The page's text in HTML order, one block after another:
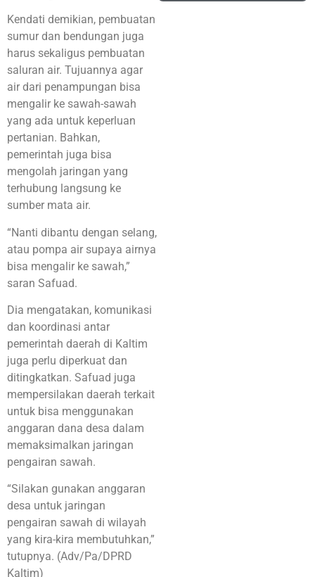
Kendati demikian, pembuatan
sumur dan bendungan juga
harus sekaligus pembuatan
saluran air. Tujuannya agar
air dari penampungan bisa
mengalir ke sawah-sawah
yang ada untuk keperluan
pertanian. Bahkan,
pemerintah juga bisa
mengolah jaringan yang
terhubung langsung ke
sumber mata air.
“Nanti dibantu dengan selang,
atau pompa air supaya airnya
bisa mengalir ke sawah,”
saran Safuad.
Dia mengatakan, komunikasi
dan koordinasi antar
pemerintah daerah di Kaltim
juga perlu diperkuat dan
ditingkatkan. Safuad juga
mempersilakan daerah terkait
untuk bisa menggunakan
anggaran dana desa dalam
memaksimalkan jaringan
pengairan sawah.
“Silakan gunakan anggaran
desa untuk jaringan
pengairan sawah di wilayah
yang kira-kira membutuhkan,”
tutupnya. (Adv/Pa/DPRD
Kaltim)